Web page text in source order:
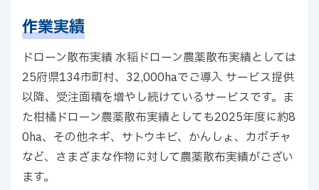
作業実績
ドローン散布実績 水稲ドローン農薬散布実績としては
25府県134市町村、32,000haでご導入 サービス提供
以降、受注面積を増やし続けているサービスです。ま
た柑橘ドローン農薬散布実績としても2025年度に約8
0ha、その他ネギ、サトウキビ、かんしょ、カボチャ
など、さまざまな作物に対して農薬散布実績がござい
ます。